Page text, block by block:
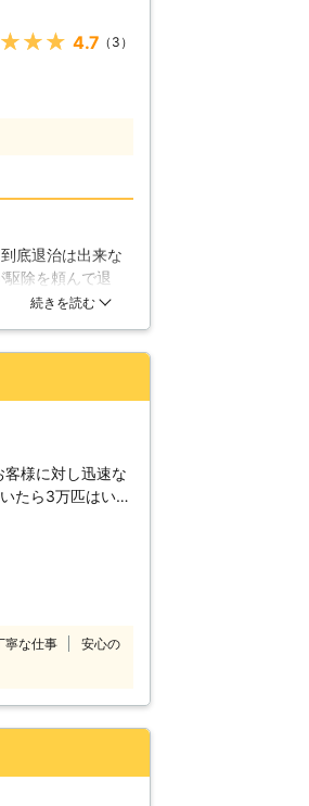
されることに変わ
下水道でも普通
いることは容易
人間が何らかの病
リは仲間の死骸
ものだと思いま
4.7 （3）
底退治は出来な
除を頼んで退
かなって今にな
続きを読む
様に対し迅速な
たら3万匹はいる
見かけた際は被害
に被害が拡大し
ますので、日本
の作業を心掛けて
防除も対応して
床がぶよぶよす
でも一度シロアリ
ロアリ駆除のス
寧な仕事
安心の